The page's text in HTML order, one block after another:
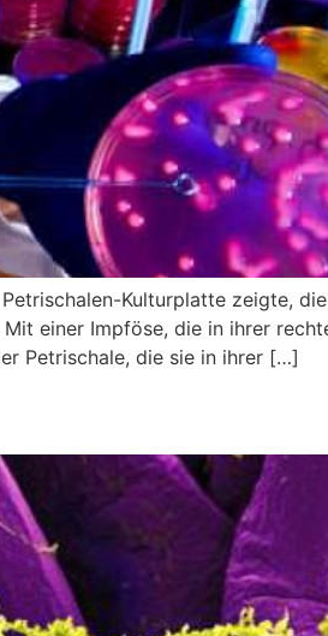
Kulturplatte zeigte,
einer Impföse, die in ihrer
Petrischale, die sie in ihrer […]